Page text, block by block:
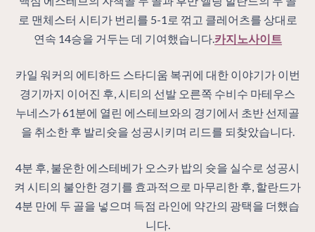
로 맨체스터 시티가 번리를 5-1로 꺾고 클레어츠를 상대로
연속 14승을 거두는 데 기여했습니다.카지노사이트
카일 워커의 에티하드 스타디움 복귀에 대한 이야기가 이번
경기까지 이어진 후, 시티의 선발 오른쪽 수비수 마테우스
누네스가 61분에 열린 에스테브와의 경기에서 초반 선제골
을 취소한 후 발리슛을 성공시키며 리드를 되찾았습니다.
4분 후, 불운한 에스테베가 오스카 밥의 슛을 실수로 성공시
켜 시티의 불안한 경기를 효과적으로 마무리한 후, 할란드가
4분 만에 두 골을 넣으며 득점 라인에 약간의 광택을 더했습
니다.